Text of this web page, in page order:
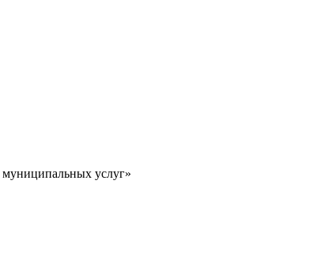
услуг»